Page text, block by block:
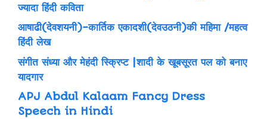
ज्यादा हिंदी कविता
आषाढी(देवशयनी)-कार्तिक एकादशी(देवउठनी)की महिमा /महत्व
हिंदी लेख
संगीत संध्या और मेहंदी स्क्रिप्ट |शादी के खूबसूरत पल को बनाए
यादगार
APJ Abdul Kalaam Fancy Dress
Speech in Hindi